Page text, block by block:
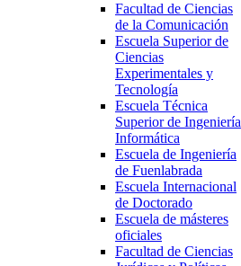
Facultad de Ciencias
de la Comunicación
Escuela Superior de
Ciencias
Experimentales y
Tecnología
Escuela Técnica
Superior de Ingeniería
Informática
Escuela de Ingeniería
de Fuenlabrada
Escuela Internacional
de Doctorado
Escuela de másteres
oficiales
Facultad de Ciencias